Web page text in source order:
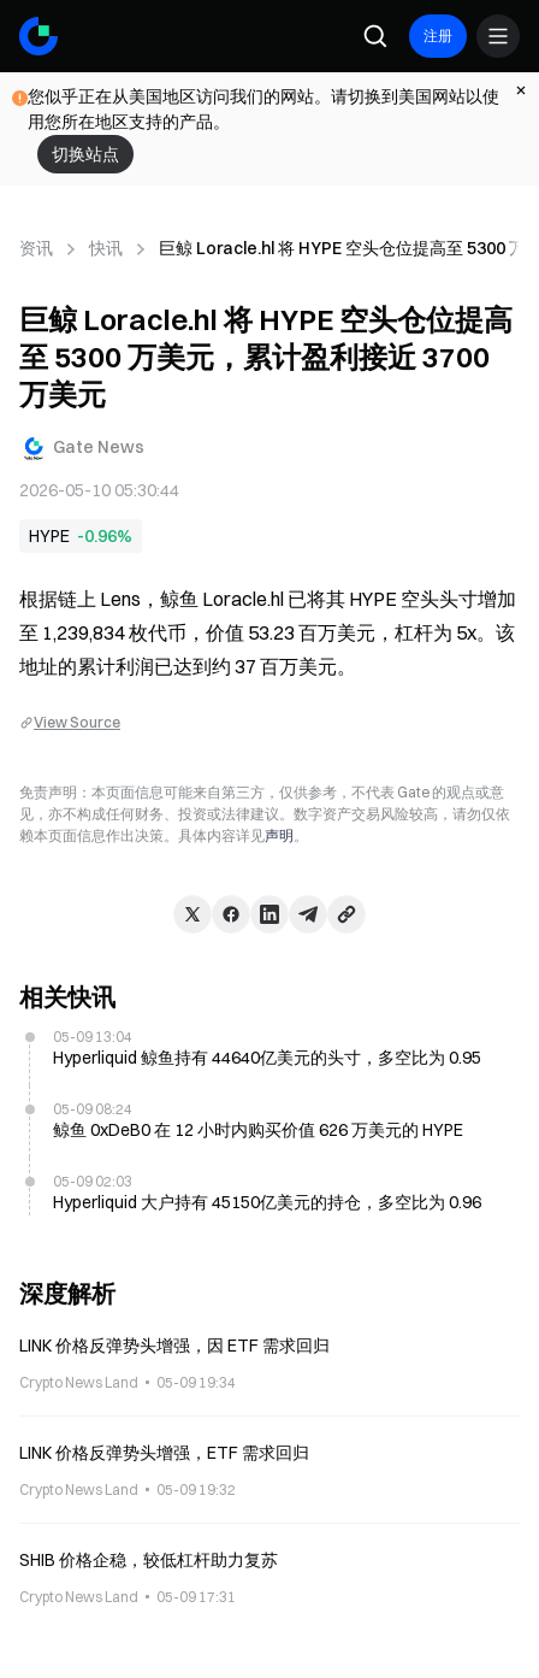
注册
您似乎正在从美国地区访问我们的网站。请切换到美国网站以使
用您所在地区支持的产品。
切换站点
资讯 快讯 巨鲸 Loracle.hl 将 HYPE 空头仓位提高至 5300 万
巨鲸 Loracle.hl 将 HYPE 空头仓位提高
至 5300 万美元，累计盈利接近 3700
万美元
Gate News
2026-05-10 05:30:44
HYPE -0.96%
根据链上 Lens，鲸鱼 Loracle.hl 已将其 HYPE 空头头寸增加
至 1,239,834 枚代币，价值 53.23 百万美元，杠杆为 5x。该
地址的累计利润已达到约 37 百万美元。
View Source
免责声明：本页面信息可能来自第三方，仅供参考，不代表 Gate 的观点或意
见，亦不构成任何财务、投资或法律建议。数字资产交易风险较高，请勿仅依
赖本页面信息作出决策。具体内容详见声明。
相关快讯
05-09 13:04
Hyperliquid 鲸鱼持有 44640亿美元的头寸，多空比为 0.95
05-09 08:24
鲸鱼 0xDeB0 在 12 小时内购买价值 626 万美元的 HYPE
05-09 02:03
Hyperliquid 大户持有 45150亿美元的持仓，多空比为 0.96
深度解析
LINK 价格反弹势头增强，因 ETF 需求回归
Crypto News Land 05-09 19:34
LINK 价格反弹势头增强，ETF 需求回归
Crypto News Land 05-09 19:32
SHIB 价格企稳，较低杠杆助力复苏
Crypto News Land 05-09 17:31